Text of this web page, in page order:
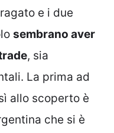
e i due
sembrano aver
, sia
La prima ad
allo scoperto è
che si è